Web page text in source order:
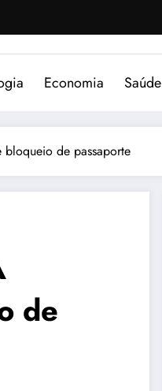
Economia Saúde
bloqueio de passaporte
de